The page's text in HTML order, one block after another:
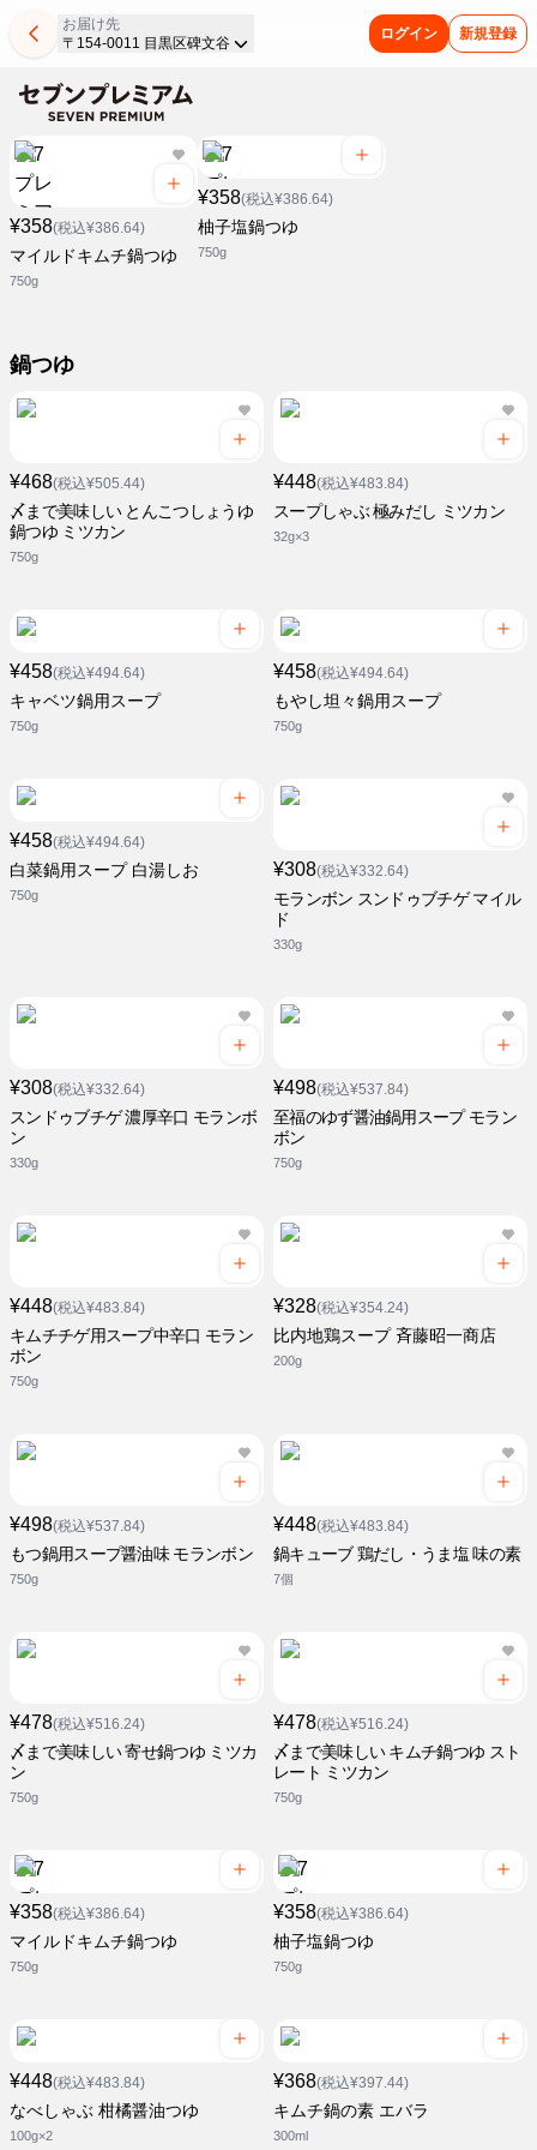
お届け先
〒154-0011 目黒区碑文谷
ログイン 新規登録
¥358(税込¥386.64)
マイルドキムチ鍋つゆ
750g
¥358(税込¥386.64)
柚子塩鍋つゆ
750g
鍋つゆ
¥468(税込¥505.44)
〆まで美味しい とんこつしょうゆ
鍋つゆ ミツカン
750g
¥448(税込¥483.84)
スープしゃぶ 極みだし ミツカン
32g×3
¥458(税込¥494.64)
キャベツ鍋用スープ
750g
¥458(税込¥494.64)
もやし坦々鍋用スープ
750g
¥458(税込¥494.64)
白菜鍋用スープ 白湯しお
750g
¥308(税込¥332.64)
モランボン スンドゥブチゲ マイル
ド
330g
¥308(税込¥332.64)
スンドゥブチゲ 濃厚辛口 モランボ
ン
330g
¥498(税込¥537.84)
至福のゆず醤油鍋用スープ モラン
ボン
750g
¥448(税込¥483.84)
キムチチゲ用スープ中辛口 モラン
ボン
750g
¥328(税込¥354.24)
比内地鶏スープ 斉藤昭一商店
200g
¥498(税込¥537.84)
もつ鍋用スープ醤油味 モランボン
750g
¥448(税込¥483.84)
鍋キューブ 鶏だし・うま塩 味の素
7個
¥478(税込¥516.24)
〆まで美味しい 寄せ鍋つゆ ミツカ
ン
750g
¥478(税込¥516.24)
〆まで美味しい キムチ鍋つゆ スト
レート ミツカン
750g
¥358(税込¥386.64)
マイルドキムチ鍋つゆ
750g
¥358(税込¥386.64)
柚子塩鍋つゆ
750g
¥448(税込¥483.84)
なべしゃぶ 柑橘醤油つゆ
100g×2
¥368(税込¥397.44)
キムチ鍋の素 エバラ
300ml